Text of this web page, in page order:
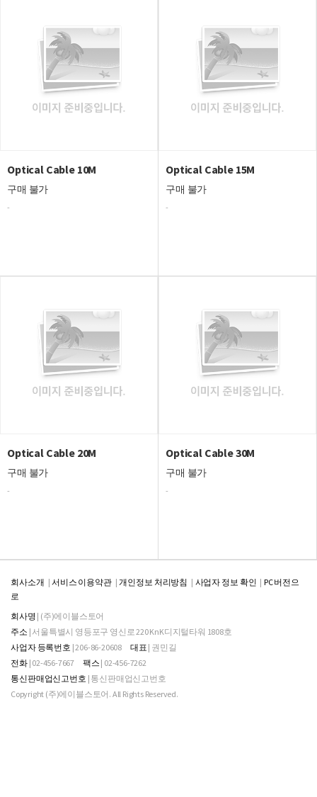
Optical Cable 10M
구매 불가
-
Optical Cable 15M
구매 불가
-
Optical Cable 20M
구매 불가
-
Optical Cable 30M
구매 불가
-
회사소개 서비스 이용약관 개인정보 처리방침 사업자 정보 확인
PC 버전으
로
회사명 | (주)에이블스토어
주소 | 서울특별시 영등포구 영신로 220 KnK디지털타워 1808호
사업자 등록번호 | 206-86-20608 대표 | 권민길
전화| 02-456-7667 팩스 | 02-456-7262
통신판매업신고번호 | 통신판매업신고번호
Copyright (주)에이블스토어. All Rights Reserved.